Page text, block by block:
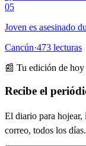
05
Joven es asesinado
Cancún·473 lecturas
📰 Tu edición de hoy
Recibe el
El diario para
correo, todos los